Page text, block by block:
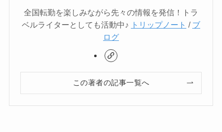
全国転勤を楽しみながら先々の情報を発信！トラ
ベルライターとしても活動中♪
トリップノート / ブ
ログ
この著者の記事一覧へ